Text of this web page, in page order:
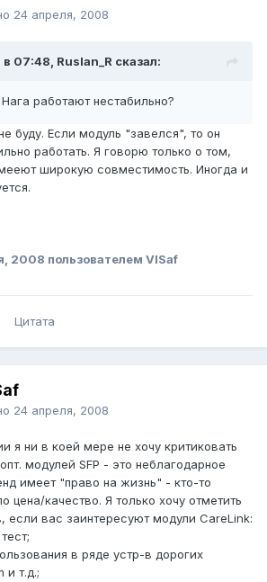
24 апреля, 2008
07:48, Ruslan_R сказал:
работают нестабильно?
буду. Если модуль "завелся", то он
работать. Я говорю только о том,
широкую совместимость. Иногда и
2008 пользователем VISaf
Цитата
24 апреля, 2008
я ни в коей мере не хочу критиковать
модулей SFP - это неблагодарное
имеет "право на жизнь" - кто-то
цена/качество. Я только хочу отметить
если вас заинтересуют модули CareLink:
в ряде устр-в дорогих
и т.д.;